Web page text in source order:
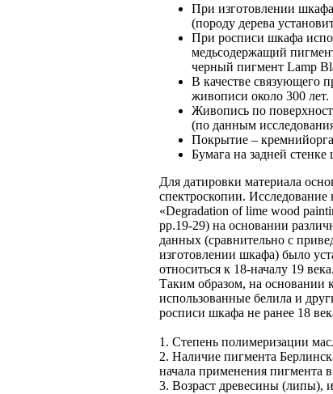
При изготовлении
(породу дерева
При росписи шкафа
медьсодержащий
черный пигмент Lamp
В качестве связующего
живописи около 300 лет.
Живопись по
(по данным
Покрытие –
Бумага на задней
Для датировки материала
спектроскопии. Исследование
«Degradation of lime wood
pp.19-29) на основании
данных (сравнительно c
изготовлении шкафа) было
относиться к 18-началу 19 века.
Таким образом, на основании
использованные белила и
росписи шкафа не ранее 18
1. Степень полимеризации
2. Наличие пигмента
начала применения пигмента
3. Возраст древесины (липы),